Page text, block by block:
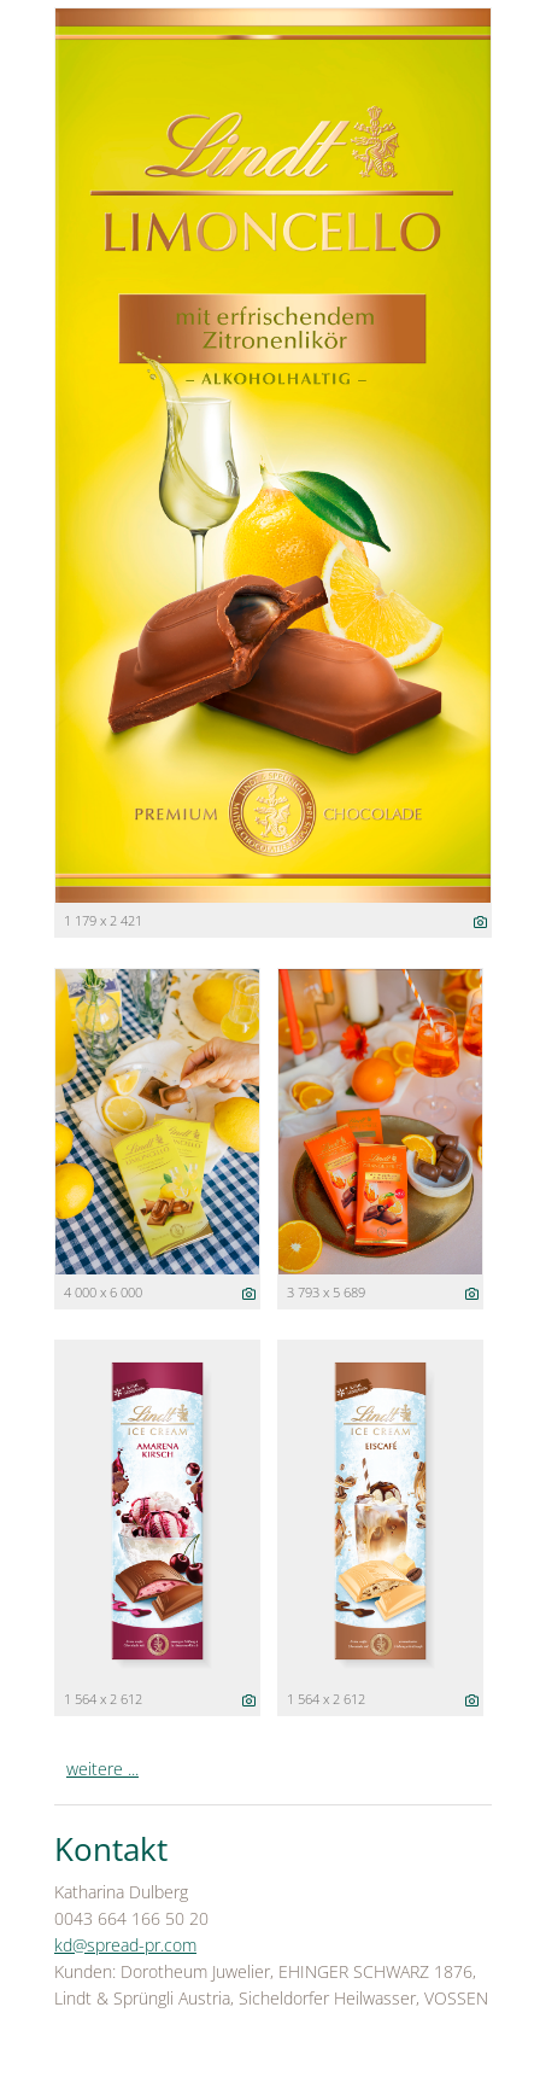
1 179 x 2 421
4 000 x 6 000 3 793 x 5 689
1 564 x 2 612 1 564 x 2 612
weitere ...
Kontakt
Katharina Dulberg
0043 664 166 50 20
kd@spread-pr.com
Kunden: Dorotheum Juwelier, EHINGER SCHWARZ 1876,
Lindt & Sprüngli Austria, Sicheldorfer Heilwasser, VOSSEN